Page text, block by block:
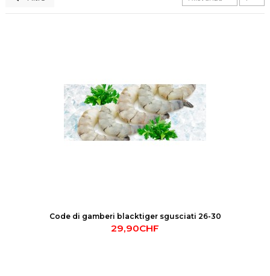
Code di gamberi blacktiger sgusciati 26-30
29,90CHF